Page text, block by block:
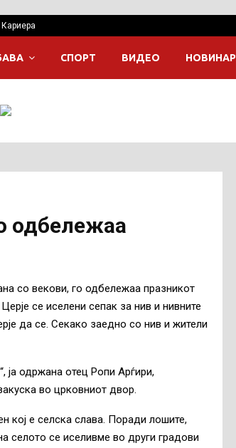
Кариера
СПОРТ ВИДЕО
одбележаа
со векови, го одбележаа празникот
се иселени сепак за нив и нивните
да се. Секако заедно со нив и жители
ја одржана отец Ропи Арѓири,
во црковниот двор.
кој е селска слава. Поради лошите,
селото се иселивме во други градови